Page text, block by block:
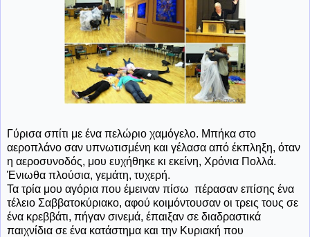
Γύρισα σπίτι με ένα πελώριο χαμόγελο. Μπήκα στο
αεροπλάνο σαν υπνωτισμένη και γέλασα από έκπληξη, όταν
η αεροσυνοδός, μου ευχήθηκε κι εκείνη, Χρόνια Πολλά.
Ένιωθα πλούσια, γεμάτη, τυχερή.
Τα τρία μου αγόρια που έμειναν πίσω πέρασαν επίσης ένα
τέλειο Σαββατοκύριακο, αφού κοιμόντουσαν οι τρεις τους σε
ένα κρεββάτι, πήγαν σινεμά, έπαιξαν σε διαδραστικά
παιχνίδια σε ένα κατάστημα και την Κυριακή που